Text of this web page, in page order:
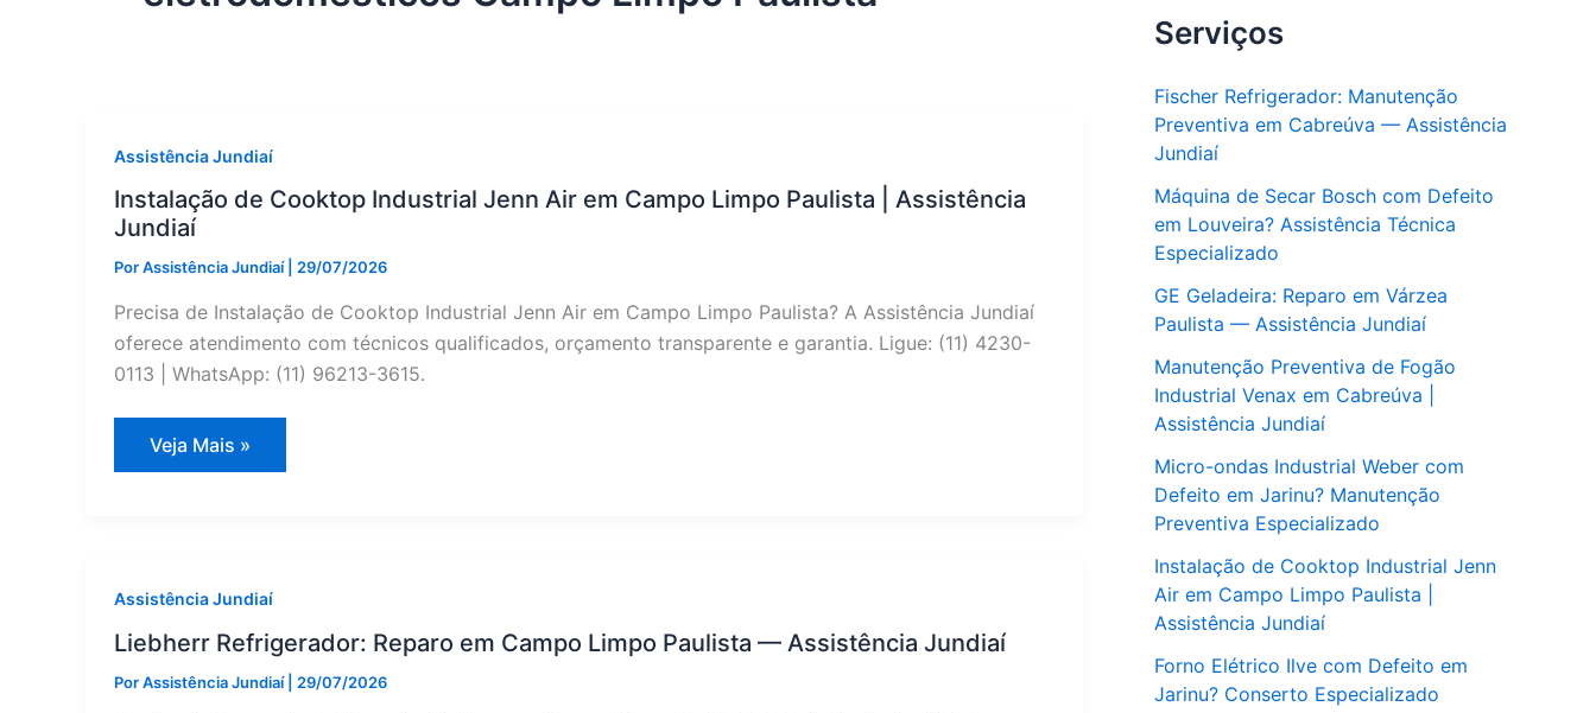
Assistência Jundiaí
Instalação de Cooktop Industrial Jenn Air em Campo Limpo Paulista | Assistência
Jundiaí
PorAssistência Jundiaí 29/07/2026
Precisa de Instalação de Cooktop Industrial Jenn Air em Campo Limpo Paulista? A Assistência Jundiaí
oferece atendimento com técnicos qualificados, orçamento transparente e garantia. Ligue: (11) 4230-
0113 | WhatsApp: (11) 96213-3615.
Instalação
Limpo
Paulista
|
Assistência
Jundiaí
Veja Mais »
Assistência Jundiaí
Liebherr Refrigerador: Reparo em Campo Limpo Paulista — Assistência Jundiaí
PorAssistência Jundiaí 29/07/2026
Serviços
Fischer Refrigerador: Manutenção
Preventiva em Cabreúva — Assistência
Jundiaí
Máquina de Secar Bosch com Defeito
em Louveira? Assistência Técnica
Especializado
GE Geladeira: Reparo em Várzea
Paulista — Assistência Jundiaí
Manutenção Preventiva de Fogão
Industrial Venax em Cabreúva |
Assistência Jundiaí
Micro-ondas Industrial Weber com
Defeito em Jarinu? Manutenção
Preventiva Especializado
Instalação de Cooktop Industrial Jenn
Air em Campo Limpo Paulista |
Assistência Jundiaí
Forno Elétrico Ilve com Defeito em
Jarinu? Conserto Especializado